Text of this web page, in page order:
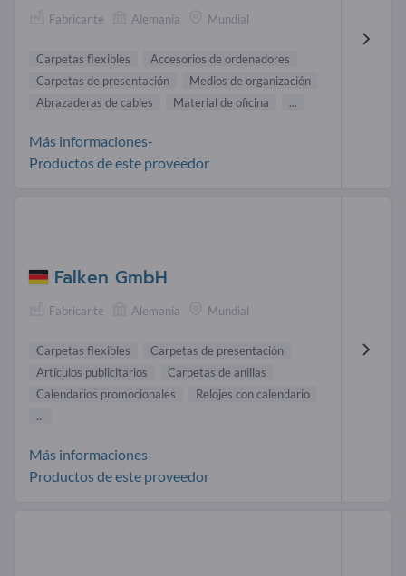
Fabricante Alemania Mundial
Carpetas flexibles
Accesorios de ordenadores
Carpetas de presentación
Medios de organización
Abrazaderas de cables
Material de oficina ...
Más informaciones-
Productos de este proveedor
Falken GmbH
Fabricante Alemania Mundial
Carpetas flexibles
Carpetas de presentación
Artículos publicitarios
Carpetas de anillas
Calendarios promocionales
Relojes con calendario
...
Más informaciones-
Productos de este proveedor